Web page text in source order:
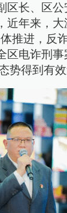
区长、区
年来，大
推进，反
区电诈刑
势得到有效